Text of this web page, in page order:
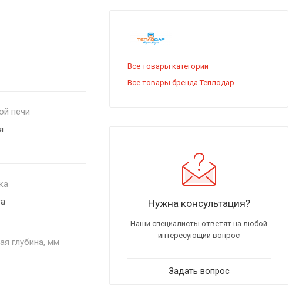
печи
глубина, мм
Все товары категории
Все товары бренда Теплодар
Нужна консультация?
Наши специалисты ответят на любой
интересующий вопрос
Задать вопрос